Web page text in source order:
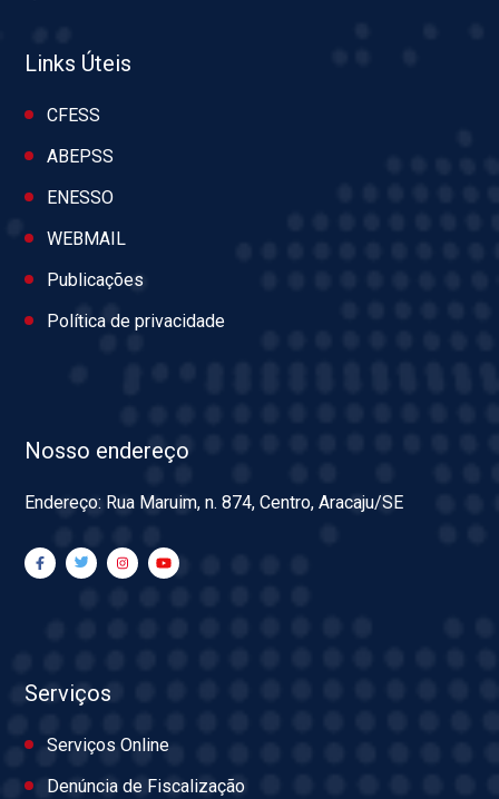
Links Úteis
CFESS
ABEPSS
ENESSO
WEBMAIL
Publicações
Política de privacidade
Nosso endereço
Endereço: Rua Maruim, n. 874, Centro, Aracaju/SE
Serviços
Serviços Online
Denúncia de Fiscalização